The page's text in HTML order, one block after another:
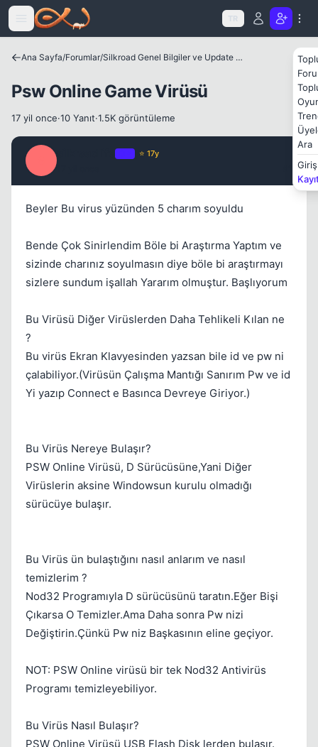
Icerige atla
TR
Ara
Giriş
Ana Sayfa/Forumlar/ Silkroad Genel Bilgiler ve Update Bilgileri
Psw Online Game Virüsü
17 yil once·10 Yanıt·1.5K görüntüleme
⭐ 17y
Beyler Bu virus yüzünden 5 charım soyuldu
Bende Çok Sinirlendim Böle bi Araştırma Yaptım ve
sizinde charınız soyulmasın diye böle bi araştırmayı
sizlere sundum işallah Yararım olmuştur. Başlıyorum
Bu Virüsü Diğer Virüslerden Daha Tehlikeli Kılan ne
?
Bu virüs Ekran Klavyesinden yazsan bile id ve pw ni
çalabiliyor.(Virüsün Çalışma Mantığı Sanırım Pw ve id
Yi yazıp Connect e Basınca Devreye Giriyor.)
Bu Virüs Nereye Bulaşır?
PSW Online Virüsü, D Sürücüsüne,Yani Diğer
Virüslerin aksine Windowsun kurulu olmadığı
sürücüye bulaşır.
Bu Virüs ün bulaştığını nasıl anlarım ve nasıl
temizlerim ?
Nod32 Programıyla D sürücüsünü taratın.Eğer Bişi
Çıkarsa O Temizler.Ama Daha sonra Pw nizi
Değiştirin.Çünkü Pw niz Başkasının eline geçiyor.
NOT: PSW Online virüsü bir tek Nod32 Antivirüs
Programı temizleyebiliyor.
Bu Virüs Nasıl Bulaşır?
PSW Online Virüsü USB Flash Disk lerden bulaşır.
Kapat